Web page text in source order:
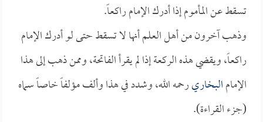
تسقط عن المأموم إذا أدرك الإمام راكعاً.
وذهب آخرون من أهل العلم أنها لا تسقط حتى لو أدرك الإمام
راكعاً، ويقضي هذه الركعة إذا لم يقرأ الفاتحة، وممن ذهب إلى هذا
الإمامالبخاريرحمه الله، وشدد في هذا وألف مؤلفاً خاصاً سماه
(جزء القراءة).